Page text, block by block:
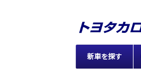
新車を探す